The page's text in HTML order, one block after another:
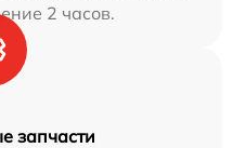
2 часов.
запчасти